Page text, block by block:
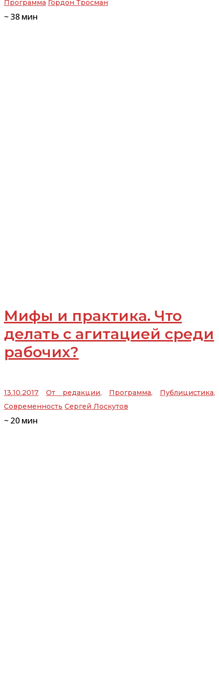
Программа Гордон Тросман
~ 38 мин
Мифы и практика. Что
делать с агитацией среди
рабочих?
13.10.2017 От редакции, Программа, Публицистика,
Современность Сергей Лоскутов
~ 20 мин